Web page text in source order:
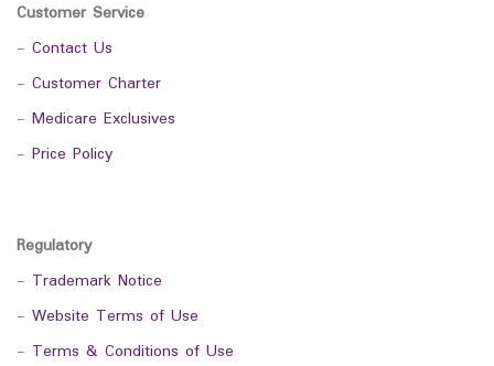
Customer Service
- Contact Us
- Customer Charter
- Medicare Exclusives
- Price Policy
Regulatory
- Trademark Notice
- Website Terms of Use
- Terms & Conditions of Use